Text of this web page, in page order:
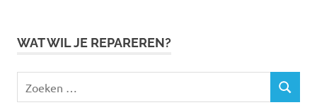
WAT WIL JE REPAREREN?
naar:
ZOEKEN